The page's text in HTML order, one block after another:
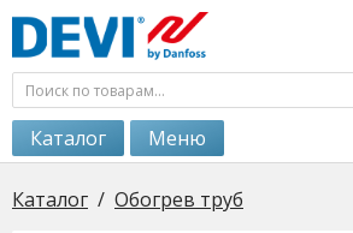
Каталог Меню
Каталог / Обогрев труб